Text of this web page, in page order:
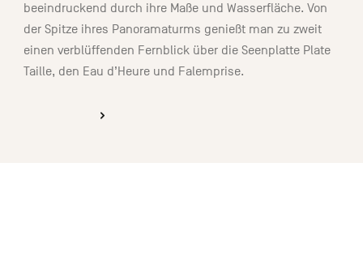
beeindruckend durch ihre Maße und Wasserfläche. Von
der Spitze ihres Panoramaturms genießt man zu zweit
einen verblüffenden Fernblick über die Seenplatte Plate
Taille, den Eau d’Heure und Falemprise.